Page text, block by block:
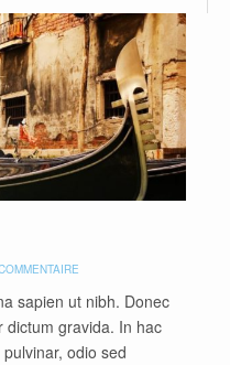
sapien ut nibh. Donec
dictum gravida. In hac
odio sed